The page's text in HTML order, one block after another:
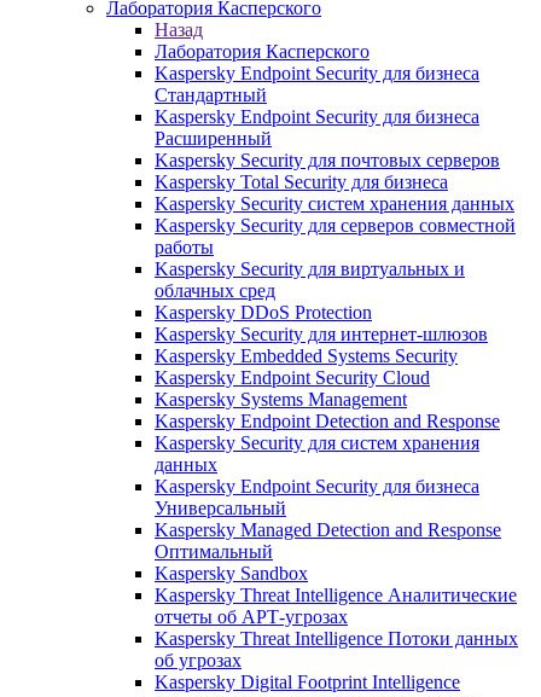
Лаборатория Касперского
Назад
Лаборатория Касперского
Kaspersky Endpoint Security для бизнеса
Стандартный
Kaspersky Endpoint Security для бизнеса
Расширенный
Kaspersky Security для почтовых серверов
Kaspersky Total Security для бизнеса
Kaspersky Security систем хранения данных
Kaspersky Security для серверов совместной
работы
Kaspersky Security для виртуальных и
облачных сред
Kaspersky DDoS Protection
Kaspersky Security для интернет-шлюзов
Kaspersky Embedded Systems Security
Kaspersky Endpoint Security Cloud
Kaspersky Systems Management
Kaspersky Endpoint Detection and Response
Kaspersky Security для систем хранения
данных
Kaspersky Endpoint Security для бизнеса
Универсальный
Kaspersky Managed Detection and Response
Оптимальный
Kaspersky Sandbox
Kaspersky Threat Intelligence Аналитические
отчеты об АРТ-угрозах
Kaspersky Threat Intelligence Потоки данных
об угрозах
Kaspersky Digital Footprint Intelligence